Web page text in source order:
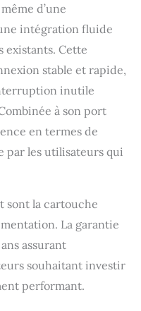
d’une
intégration fluide
existants. Cette
stable et rapide,
inutile
à son port
en termes de
par les utilisateurs qui
sont la cartouche
La garantie
assurant
souhaitant investir
performant.